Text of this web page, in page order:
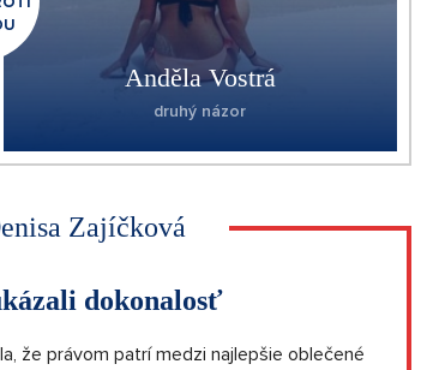
Anděla Vostrá
druhý názor
Zajíčková
dokonalosť
že právom patrí medzi najlepšie oblečené